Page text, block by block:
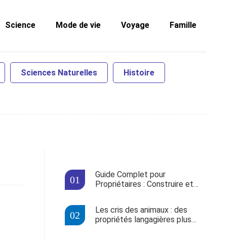
Science Mode de vie Voyage Famille
Sciences Naturelles Histoire
Guide Complet pour
Propriétaires : Construire et
Les cris des animaux : des
propriétés langagières plus